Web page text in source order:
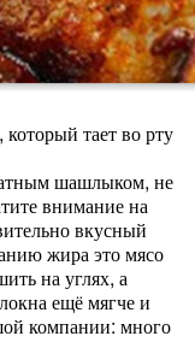
тает во рту
шашлыком, не
внимание на
вкусный
жира это мясо
на углях, а
ещё мягче и
компании: много